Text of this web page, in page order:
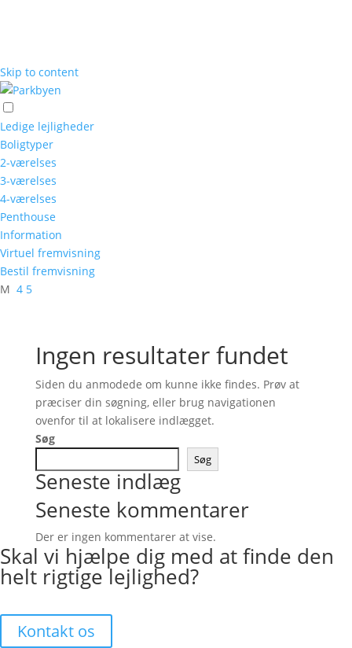
Skip to content
Ledige lejligheder
Boligtyper
2-værelses
3-værelses
4-værelses
Penthouse
Information
Virtuel fremvisning
Bestil fremvisning
M 4 5
Ingen resultater fundet
Siden du anmodede om kunne ikke findes. Prøv at
præciser din søgning, eller brug navigationen
ovenfor til at lokalisere indlægget.
Søg
Søg
Seneste indlæg
Seneste kommentarer
Der er ingen kommentarer at vise.
Skal vi hjælpe dig med at finde den
helt rigtige lejlighed?
Kontakt os